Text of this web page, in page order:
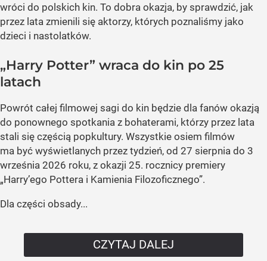
wróci do polskich kin. To dobra okazja, by sprawdzić, jak
przez lata zmienili się aktorzy, których poznaliśmy jako
dzieci i nastolatków.
„Harry Potter” wraca do kin po 25
latach
Powrót całej filmowej sagi do kin będzie dla fanów okazją
do ponownego spotkania z bohaterami, którzy przez lata
stali się częścią popkultury. Wszystkie osiem filmów
ma być wyświetlanych przez tydzień, od 27 sierpnia do 3
września 2026 roku, z okazji 25. rocznicy premiery
„Harry’ego Pottera i Kamienia Filozoficznego”.
Dla części obsady...
CZYTAJ DALEJ